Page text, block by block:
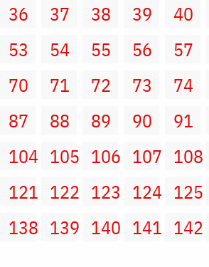
36 37 38 39 40
53 54 55 56 57
70 71 72 73 74
87 88 89 90 91
104 105 106 107 108
121 122 123 124 125
138 139 140 141 142